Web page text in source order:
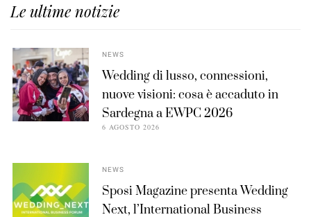
Le ultime notizie
NEWS
Wedding di lusso, connessioni,
nuove visioni: cosa è accaduto in
Sardegna a EWPC 2026
6 AGOSTO 2026
NEWS
Sposi Magazine presenta Wedding
Next, l’International Business